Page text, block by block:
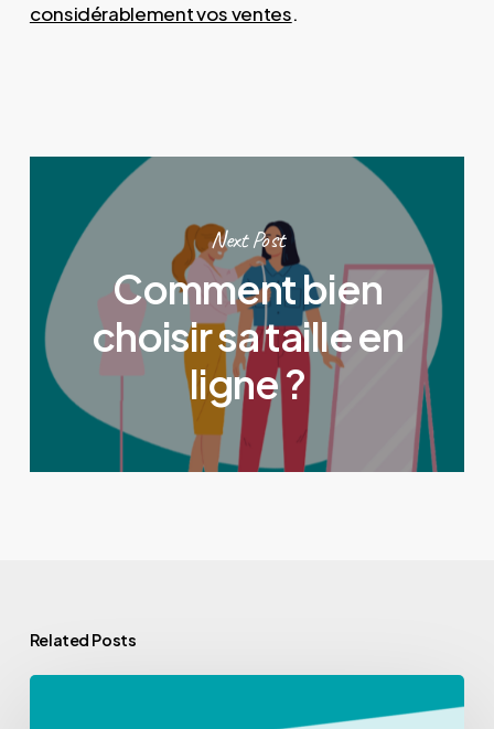
considérablement vos ventes.
Next Post
Comment bien
choisir sa taille en
ligne ?
Related Posts